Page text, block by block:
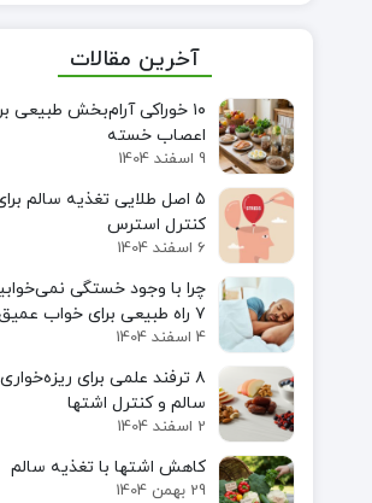
آخرین مقالات
۱۰ خوراکی آرام‌بخش طبیعی
اعصاب خسته
9 اسفند 1404
۵ اصل طلایی تغذیه سالم
کنترل استرس
6 اسفند 1404
چرا با وجود خستگی
۷ راه طبیعی برای خواب عمیق‌تر
4 اسفند 1404
۸ ترفند علمی برای ریزه‌خواری
سالم و کنترل اشتها
2 اسفند 1404
کاهش اشتها با تغذیه سالم
29 بهمن 1404